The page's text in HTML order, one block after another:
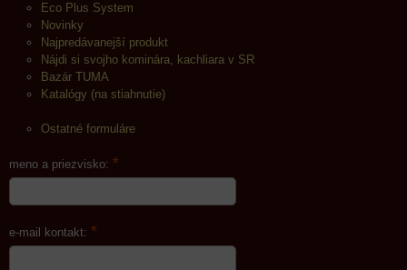
Eco Plus System
Novinky
Najpredávanejší produkt
Nájdi si svojho kominára, kachliara v SR
Bazár TUMA
Katalógy (na stiahnutie)
Ostatné formuláre
meno a priezvisko: *
e-mail kontakt: *